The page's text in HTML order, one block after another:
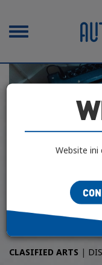
Toggle
CLASIFIED ARTS |
Website ini